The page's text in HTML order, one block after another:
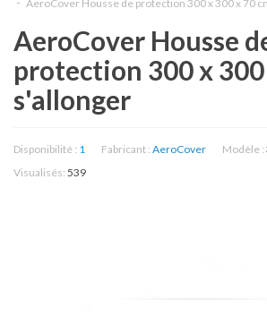
AeroCover Housse de protection 300 x 300 x 70
AeroCover Housse
protection 300 x 300
s'allonger
Disponibilité : 1 Fabricant : AeroCover Modèle :
Visualisés: 539